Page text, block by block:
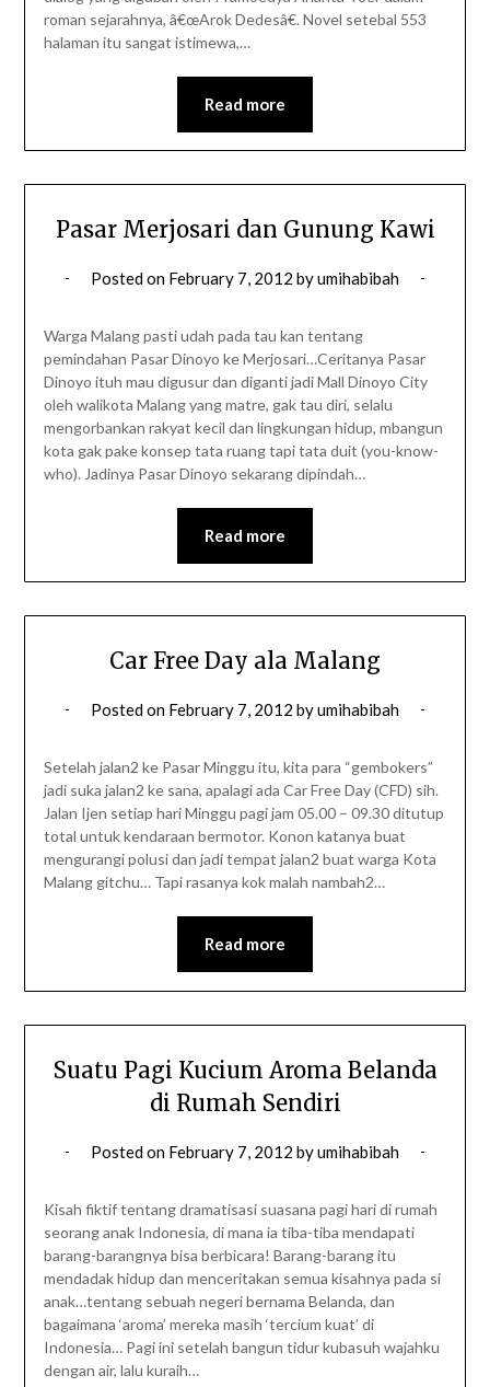
roman sejarahnya, â€œArok Dedesâ€. Novel setebal 553
halaman itu sangat istimewa,…
Read more
Pasar Merjosari dan Gunung Kawi
Posted on February 7, 2012 byumihabibah
Warga Malang pasti udah pada tau kan tentang
pemindahan Pasar Dinoyo ke Merjosari…Ceritanya Pasar
Dinoyo ituh mau digusur dan diganti jadi Mall Dinoyo City
oleh walikota Malang yang matre, gak tau diri, selalu
mengorbankan rakyat kecil dan lingkungan hidup, mbangun
kota gak pake konsep tata ruang tapi tata duit (you-know-
who). Jadinya Pasar Dinoyo sekarang dipindah…
Read more
Car Free Day ala Malang
Posted on February 7, 2012 byumihabibah
Setelah jalan2 ke Pasar Minggu itu, kita para “gembokers”
jadi suka jalan2 ke sana, apalagi ada Car Free Day (CFD) sih.
Jalan Ijen setiap hari Minggu pagi jam 05.00 – 09.30 ditutup
total untuk kendaraan bermotor. Konon katanya buat
mengurangi polusi dan jadi tempat jalan2 buat warga Kota
Malang gitchu… Tapi rasanya kok malah nambah2…
Read more
Suatu Pagi Kucium Aroma Belanda
di Rumah Sendiri
Posted on February 7, 2012 byumihabibah
Kisah fiktif tentang dramatisasi suasana pagi hari di rumah
seorang anak Indonesia, di mana ia tiba-tiba mendapati
barang-barangnya bisa berbicara! Barang-barang itu
mendadak hidup dan menceritakan semua kisahnya pada si
anak…tentang sebuah negeri bernama Belanda, dan
bagaimana ‘aroma’ mereka masih ‘tercium kuat’ di
Indonesia… Pagi ini setelah bangun tidur kubasuh wajahku
dengan air, lalu kuraih…